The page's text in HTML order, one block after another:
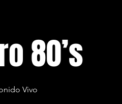
80’s
Vivo